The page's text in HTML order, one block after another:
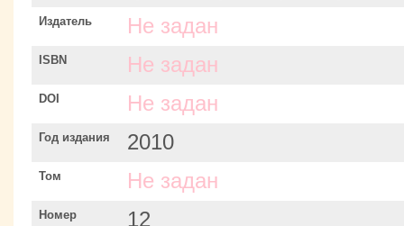
Издатель Не задан
ISBN Не задан
DOI Не задан
Год издания 2010
Том Не задан
Номер 12